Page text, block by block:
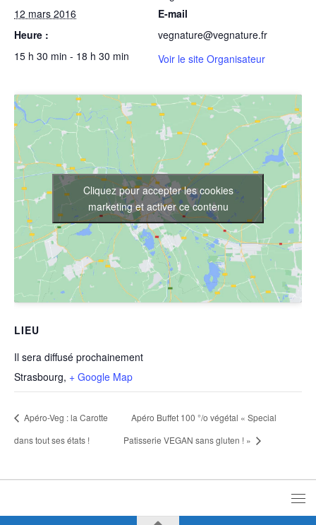
12 mars 2016
Heure :
15 h 30 min - 18 h 30 min
E-mail
vegnature@vegnature.fr
Voir le site Organisateur
LIEU
Il sera diffusé prochainement
Strasbourg, + Google Map
Cliquez pour accepter les cookies
marketing et activer ce contenu
Apéro-Veg : la Carotte
dans tout ses états !
Apéro Buffet 100 °/o végétal « Special
Patisserie VEGAN sans gluten ! »